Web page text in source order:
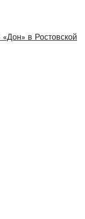
в Ростовской